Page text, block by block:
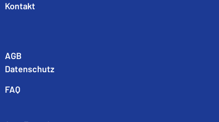
Kontakt
AGB
Datenschutz
FAQ